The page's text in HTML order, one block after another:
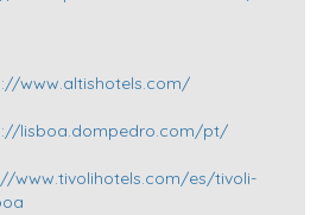
www.altishotels.com/
lisboa.dompedro.com/pt/
www.tivolihotels.com/es/tivoli-